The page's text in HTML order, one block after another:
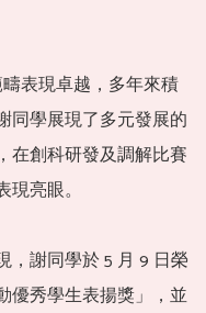
表現卓越，多年來積
同學展現了多元發展的
在創科研發及調解比賽
亮眼。
，謝同學於 5 月 9 日榮
優秀學生表揚獎」，並